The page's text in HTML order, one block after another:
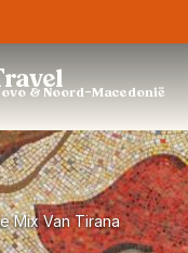
& Noord-Macedonië
Mix Van Tirana